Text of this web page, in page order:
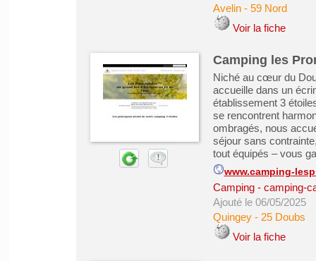
Avelin- 59 Nord
Voir la fiche
Camping les
Niché au cœur du
accueille dans un
établissement 3
se rencontrent
ombragés, nous
séjour sans
tout équipés – vous
www.camping-
Camping - camping-
Ajouté le 06/05/2025
Quingey- 25 Doubs
Voir la fiche